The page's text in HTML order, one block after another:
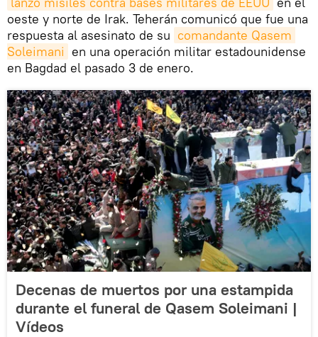
oeste y norte de Irak. Teherán comunicó que fue una
respuesta al asesinato de su comandante Qasem
Soleimani en una operación militar estadounidense
en Bagdad el pasado 3 de enero.
Decenas de muertos por una estampida
durante el funeral de Qasem Soleimani |
Vídeos